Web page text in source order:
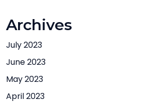
Archives
July 2023
June 2023
May 2023
April 2023